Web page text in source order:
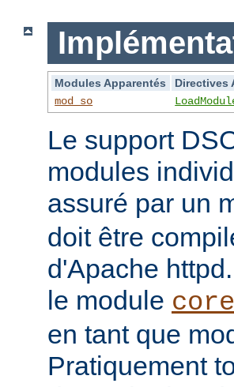
Modules Apparentés
Directives
mod_so
Le support
modules
assuré par un
doit être
d'Apache
le module core
en tant que
Pratiquement